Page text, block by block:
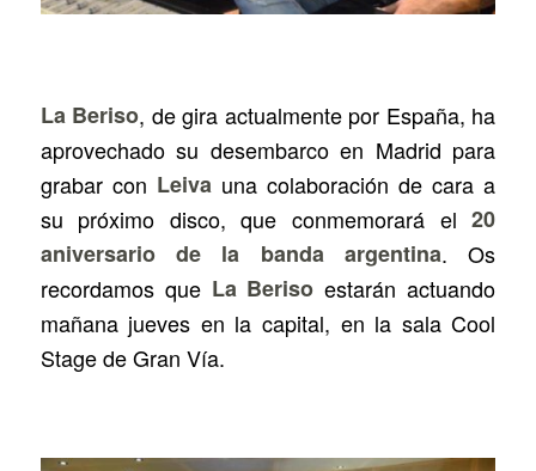
La Beriso, de gira actualmente por España, ha
aprovechado su desembarco en Madrid para
grabar con Leivauna colaboración de cara a
su próximo disco, que conmemorará el20
aniversario de la banda argentina. Os
recordamos que La Beriso estarán actuando
mañana jueves en la capital, en la sala Cool
Stage de Gran Vía.